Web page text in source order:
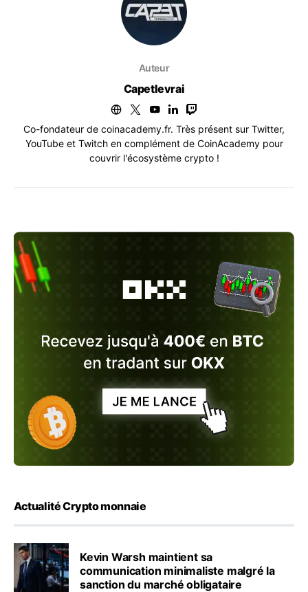
Auteur
Capetlevrai
Co-fondateur de coinacademy.fr. Très présent sur Twitter,
YouTube et Twitch en complément de CoinAcademy pour
couvrir l'écosystème crypto !
Actualité Crypto monnaie
Kevin Warsh maintient sa
communication minimaliste malgré la
sanction du marché obligataire